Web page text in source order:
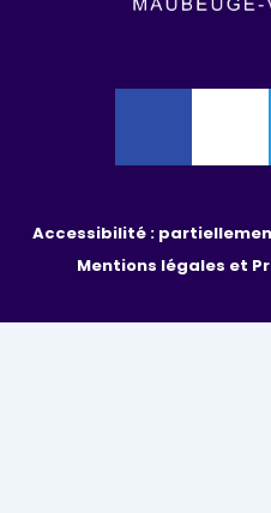
Accessibilité :
Mentions légales et